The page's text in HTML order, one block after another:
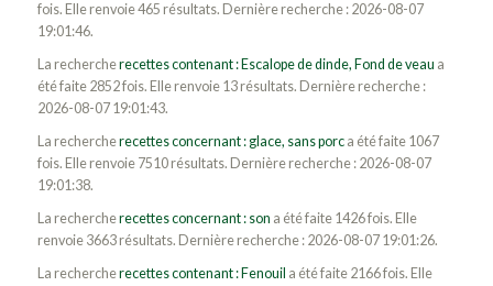
fois. Elle renvoie 465 résultats. Dernière recherche : 2026-08-07
19:01:46.
La rechercherecettes contenant : Escalope de dinde, Fond de veau a
été faite 2852 fois. Elle renvoie 13 résultats. Dernière recherche :
2026-08-07 19:01:43.
La rechercherecettes concernant : glace, sans porca été faite 1067
fois. Elle renvoie 7510 résultats. Dernière recherche : 2026-08-07
19:01:38.
La rechercherecettes concernant : son a été faite 1426 fois. Elle
renvoie 3663 résultats. Dernière recherche : 2026-08-07 19:01:26.
La rechercherecettes contenant : Fenouil a été faite 2166 fois. Elle